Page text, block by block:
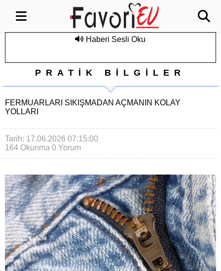
Haberi Sesli Oku
PRATİK BİLGİLER
FERMUARLARI SIKIŞMADAN AÇMANIN KOLAY
YOLLARI
Tarih: 17.06.2026 07:15:00
164 Okunma 0 Yorum